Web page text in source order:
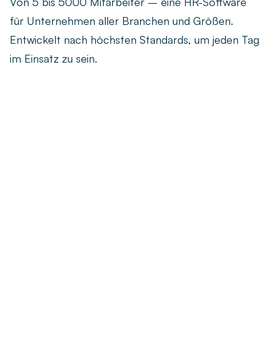
für Unternehmen aller Branchen und Größen.
Entwickelt nach höchsten Standards, um jeden Tag
im Einsatz zu sein.